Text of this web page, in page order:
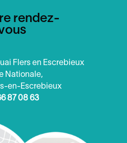
rendez-
Flers en Escrebieux
Nationale,
en-Escrebieux
87 08 63